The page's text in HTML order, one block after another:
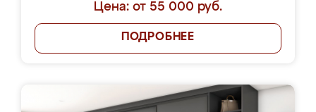
Цена: от 55 000 руб.
ПОДРОБНЕЕ